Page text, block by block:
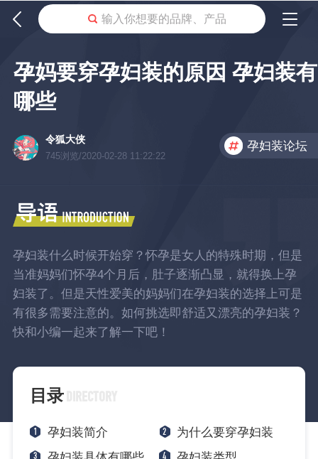
输入你想要的品牌、产品
孕妈要穿孕妇装的原因 孕妇装有
哪些
令狐大侠
745浏览/2020-02-28 11:22:22
孕妇装论坛
孕妇装什么时候开始穿？怀孕是女人的特殊时期，但是
当准妈妈们怀孕4个月后，肚子逐渐凸显，就得换上孕
妇装了。但是天性爱美的妈妈们在孕妇装的选择上可是
有很多需要注意的。如何挑选即舒适又漂亮的孕妇装？
快和小编一起来了解一下吧！
目录
1 孕妇装简介 2 为什么要穿孕妇装
3 4